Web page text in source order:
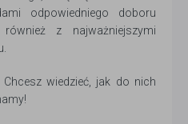
odpowiedniego doboru
z najważniejszymi
wiedzieć, jak do nich